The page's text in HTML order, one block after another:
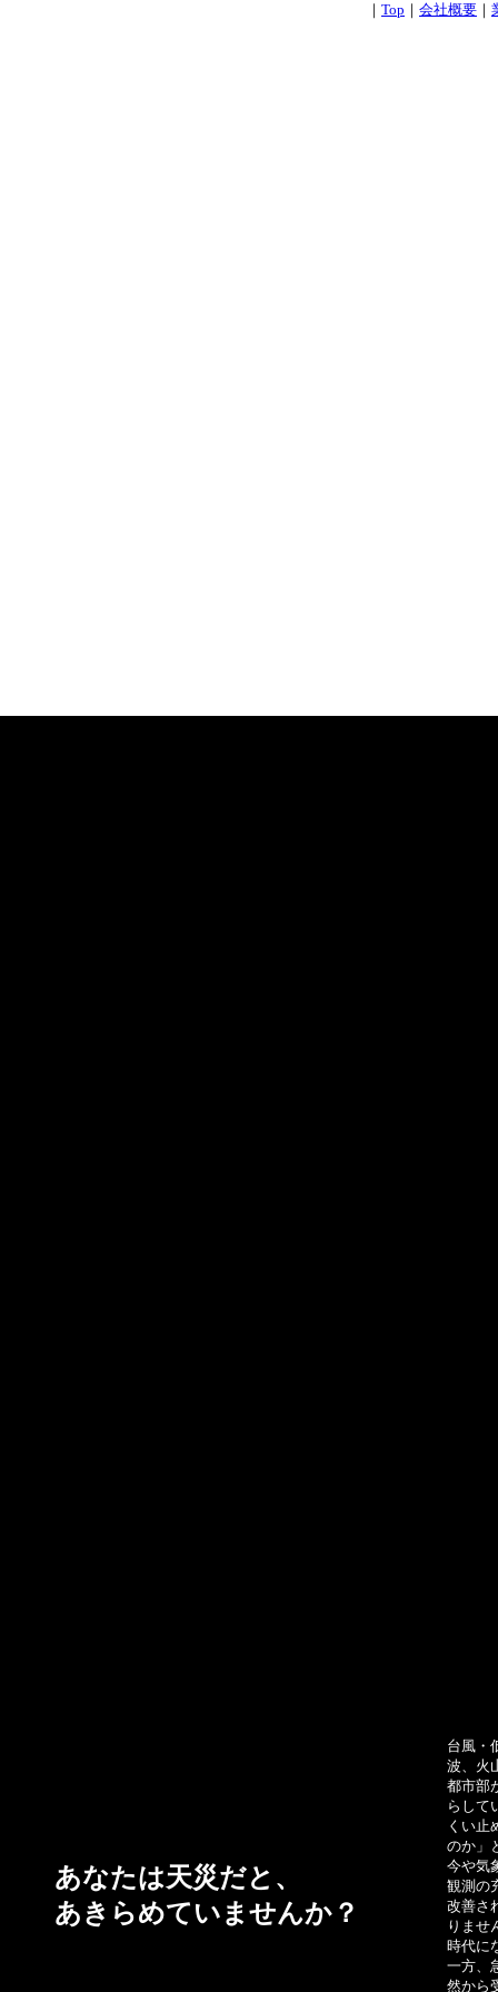
｜ Top ｜ 会社概要 ｜
あなたは天災だと、
あきらめていませんか？
台風・
波、火
都市部
らして
くい止
のか」
今や気
観測の
改善さ
りませ
時代に
一方、
然から